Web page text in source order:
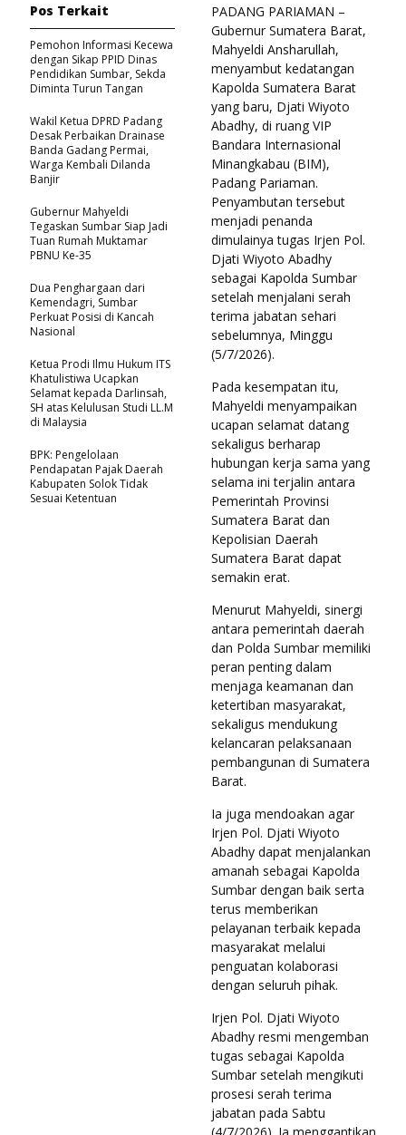
PADANG PARIAMAN –
Gubernur Sumatera Barat,
Mahyeldi Ansharullah,
menyambut kedatangan
Kapolda Sumatera Barat
yang baru, Djati Wiyoto
Abadhy, di ruang VIP
Bandara Internasional
Minangkabau (BIM),
Padang Pariaman.
Penyambutan tersebut
menjadi penanda
dimulainya tugas Irjen Pol.
Djati Wiyoto Abadhy
sebagai Kapolda Sumbar
setelah menjalani serah
terima jabatan sehari
sebelumnya, Minggu
(5/7/2026).
Pada kesempatan itu,
Mahyeldi menyampaikan
ucapan selamat datang
sekaligus berharap
hubungan kerja sama yang
selama ini terjalin antara
Pemerintah Provinsi
Sumatera Barat dan
Kepolisian Daerah
Sumatera Barat dapat
semakin erat.
Menurut Mahyeldi, sinergi
antara pemerintah daerah
dan Polda Sumbar memiliki
peran penting dalam
menjaga keamanan dan
ketertiban masyarakat,
sekaligus mendukung
kelancaran pelaksanaan
pembangunan di Sumatera
Barat.
Ia juga mendoakan agar
Irjen Pol. Djati Wiyoto
Abadhy dapat menjalankan
amanah sebagai Kapolda
Sumbar dengan baik serta
terus memberikan
pelayanan terbaik kepada
masyarakat melalui
penguatan kolaborasi
dengan seluruh pihak.
Irjen Pol. Djati Wiyoto
Abadhy resmi mengemban
tugas sebagai Kapolda
Sumbar setelah mengikuti
prosesi serah terima
jabatan pada Sabtu
(4/7/2026). Ia menggantikan
Pos Terkait
Pemohon Informasi Kecewa
dengan Sikap PPID Dinas
Pendidikan Sumbar, Sekda
Diminta Turun Tangan
Wakil Ketua DPRD Padang
Desak Perbaikan Drainase
Banda Gadang Permai,
Warga Kembali Dilanda
Banjir
Gubernur Mahyeldi
Tegaskan Sumbar Siap Jadi
Tuan Rumah Muktamar
PBNU Ke-35
Dua Penghargaan dari
Kemendagri, Sumbar
Perkuat Posisi di Kancah
Nasional
Ketua Prodi Ilmu Hukum ITS
Khatulistiwa Ucapkan
Selamat kepada Darlinsah,
SH atas Kelulusan Studi LL.M
di Malaysia
BPK: Pengelolaan
Pendapatan Pajak Daerah
Kabupaten Solok Tidak
Sesuai Ketentuan